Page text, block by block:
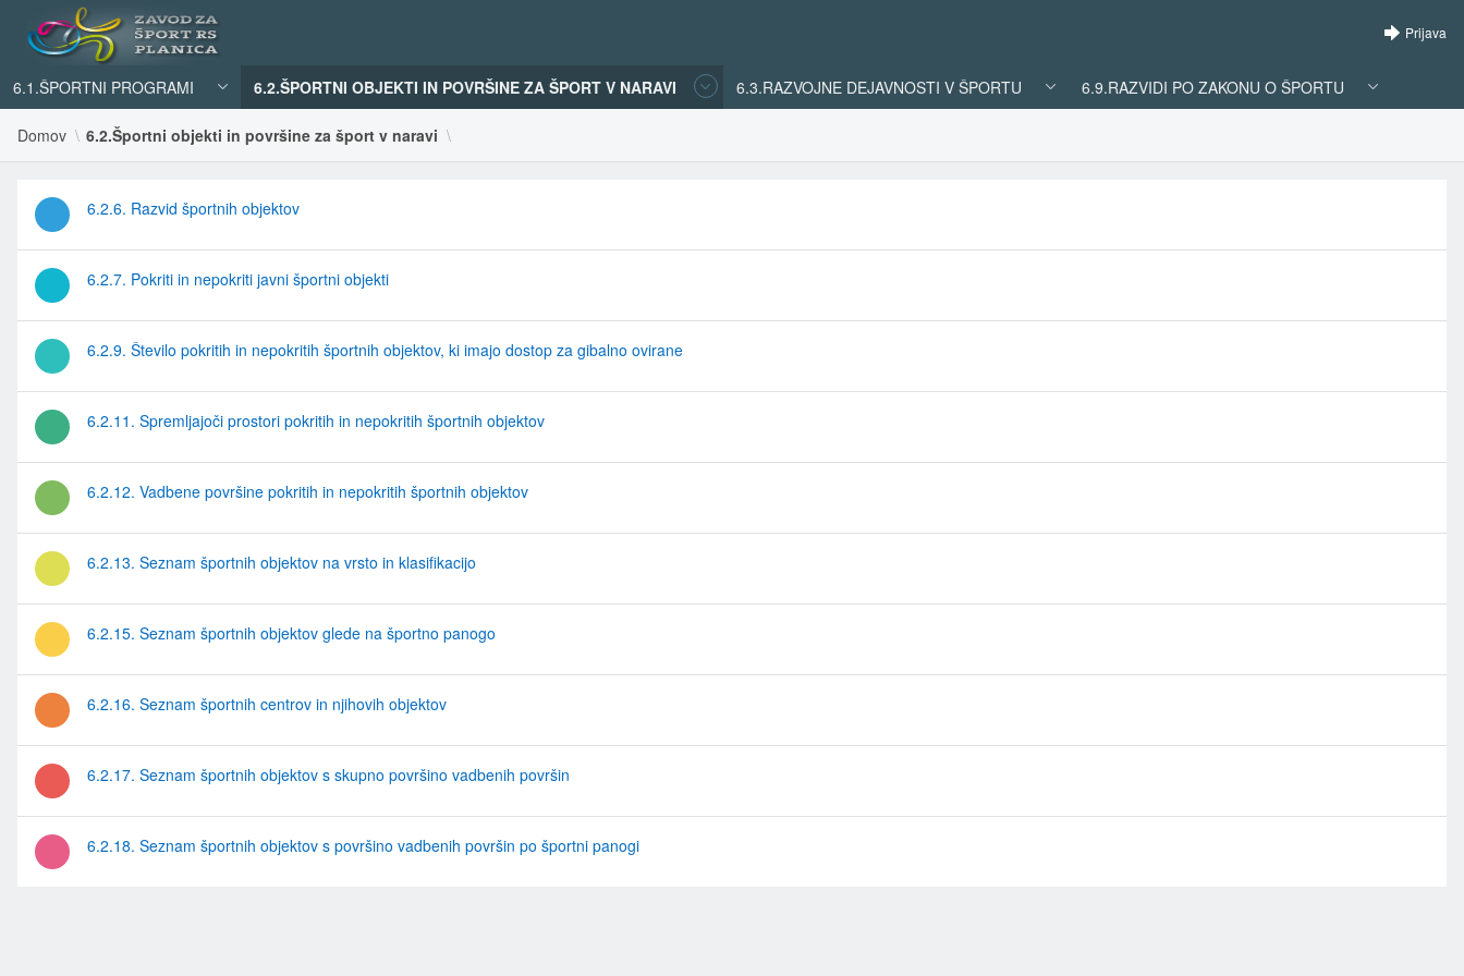
Prijava
6.1.ŠPORTNI PROGRAMI 6.2.ŠPORTNI OBJEKTI IN POVRŠINE ZA ŠPORT V NARAVI 6.3.RAZVOJNE DEJAVNOSTI V ŠPORTU 6.9.RAZVIDI PO ZAKONU O ŠPORTU
Domov 6.2.Športni objekti in površine za šport v naravi
6.2.6. Razvid športnih objektov
6.2.7. Pokriti in nepokriti javni športni objekti
6.2.9. Število pokritih in nepokritih športnih objektov, ki imajo dostop za gibalno ovirane
6.2.11. Spremljajoči prostori pokritih in nepokritih športnih objektov
6.2.12. Vadbene površine pokritih in nepokritih športnih objektov
6.2.13. Seznam športnih objektov na vrsto in klasifikacijo
6.2.15. Seznam športnih objektov glede na športno panogo
6.2.16. Seznam športnih centrov in njihovih objektov
6.2.17. Seznam športnih objektov s skupno površino vadbenih površin
6.2.18. Seznam športnih objektov s površino vadbenih površin po športni panogi